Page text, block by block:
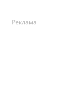
Реклама